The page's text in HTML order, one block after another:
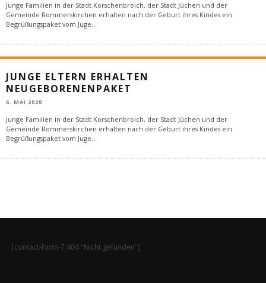
Junge Familien in der Stadt Korschenbroich, der Stadt Jüchen und der
Gemeinde Rommerskirchen erhalten nach der Geburt ihres Kindes ein
Begrüßungspaket vom Juge...
JUNGE ELTERN ERHALTEN
NEUGEBORENENPAKET
6. MAI 2020
Junge Familien in der Stadt Korschenbroich, der Stadt Jüchen und der
Gemeinde Rommerskirchen erhalten nach der Geburt ihres Kindes ein
Begrüßungspaket vom Juge...
[contact-form-7 404 "Nicht gefunden"]